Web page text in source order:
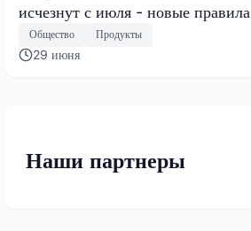
исчезнут с июля - новые правила
Общество Продукты
29 июня
Наши партнеры